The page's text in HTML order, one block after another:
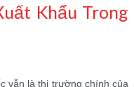
Khẩu Trong
vẫn là thị trường chính của